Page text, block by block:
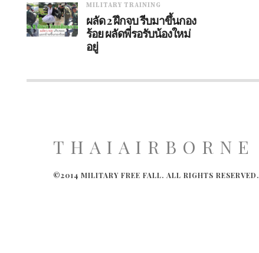
MILITARY TRAINING
ผลัด 2 ฝึกจบ รีบมาขึ้นกอง
ร้อย ผลัดพี่รอรับน้องใหม่
อยู่
THAIAIRBORNE
©2014 MILITARY FREE FALL. ALL RIGHTS RESERVED.